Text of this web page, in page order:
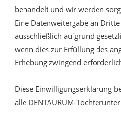
behandelt und wir werden
Eine Datenweitergabe an
ausschließlich aufgrund
wenn dies zur Erfüllung des
Erhebung zwingend
Diese Einwilligungserklärung
alle DENTAURUM-